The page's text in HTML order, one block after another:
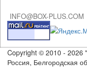
INFO@BOX-PLUS.COM
Copyright © 2010 - 2026
Россия, Белгородская